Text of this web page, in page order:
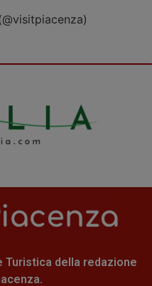
Turistica della redazione